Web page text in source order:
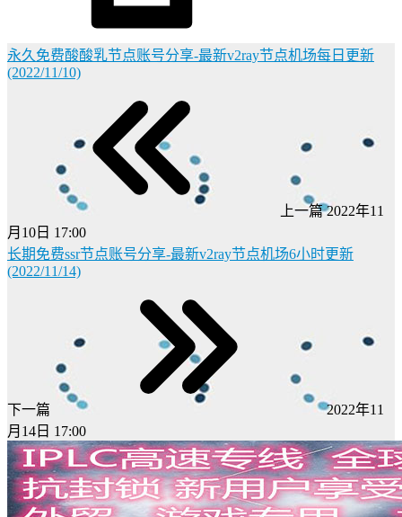
永久免费酸酸乳节点账号分享-最新v2ray节点机场每日更新
(2022/11/10)
上一篇 2022年11
月10日 17:00
长期免费ssr节点账号分享-最新v2ray节点机场6小时更新
(2022/11/14)
下一篇
2022年11
月14日 17:00